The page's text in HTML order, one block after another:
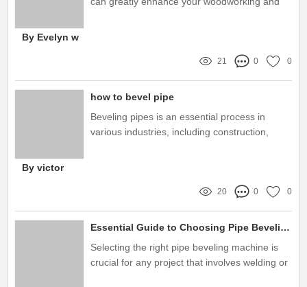
By Evelyn w
21 0 0
how to bevel pipe
Beveling pipes is an essential process in
various industries, including construction,
By victor
20 0 0
Essential Guide to Choosing Pipe Beveling Machines for Every Project
Selecting the right pipe beveling machine is
crucial for any project that involves welding or